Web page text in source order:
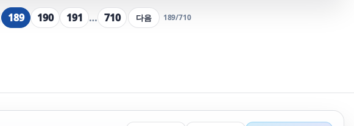
시리즈는 7인치 컬러 디스플레이를
채택하고 높은 측정 정확도(0.08%)
가 특징입니다. 측정 결과는 선택한
용자는 추가 하드웨어 투자 비용에
대한 걱정 없이 가장 친숙한 인터페
용자는 추가 하드웨어 투자 비용에
대한 걱정 없이 가장 친숙한 인터페
189 190 191 … 710 다음 189/710